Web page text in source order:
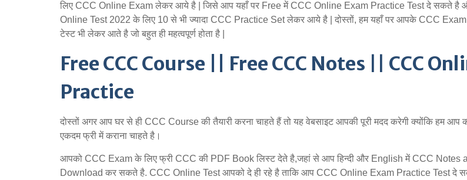
लिए CCC Online Exam लेकर आये है | जिसे आप यहाँ पर Free में CCC Online Exam Practice Test दे सकते है
Online Test 2022 के लिए 10 से भी ज्यादा CCC Practice Set लेकर आये है | दोस्तों, हम यहाँ पर आपके CCC
टेस्ट भी लेकर आते है जो बहुत ही महत्वपूर्ण होता है |
Free CCC Course || Free CCC Notes
CCC
Practice
दोस्तों अगर आप घर से ही CCC Course की तैयारी करना चाहते हैं तो यह वेबसाइट आपकी पूरी मदद करेगी क्योंकि हम आप
एकदम फ्री में कराना चाहते है।
आपको CCC Exam के लिए फ्री CCC की PDF Book लिस्ट देते है,जहां से आप हिन्दी और English में CCC Notes
Download कर सकते है. CCC Online Test आपको दे ही रहे है ताकि आप CCC Online Exam Practice Test दे